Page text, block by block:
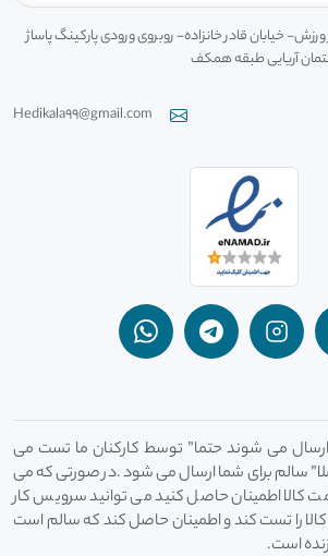
خیابان قادر خانزاده- روبروی ورودی پارکینگ پاساژ
آریایی طبقه همکف
Hedikala99@gmail.com
ارسال می شوند حتما” توسط کارکنان ما تست می
سالم برای شما ارسال می شود .در صورتی که می
کالا اطمینان حاصل کنید می توانید سرویس کار
کالا را تست کند و اطمینان حاصل کند که سالم است
است.